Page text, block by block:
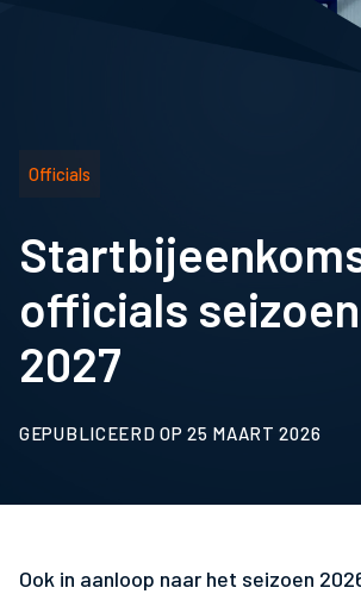
Officials
officials
2027
GEPUBLICEERD OP 25 MAART 2026
Ook in aanloop naar het seizoen